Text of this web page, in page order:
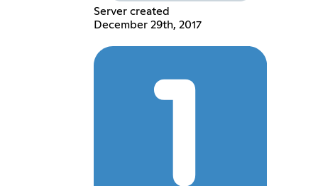
Server created
December 29th, 2017